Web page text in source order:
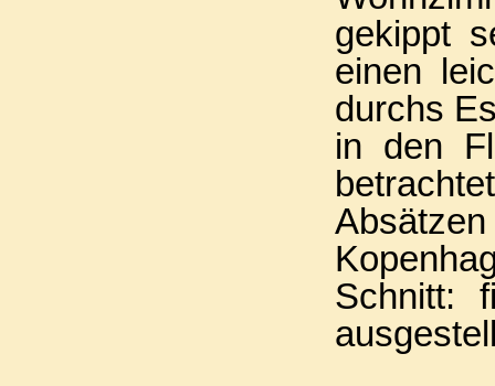
gekippt
einen
durchs
in den
Schnitt: